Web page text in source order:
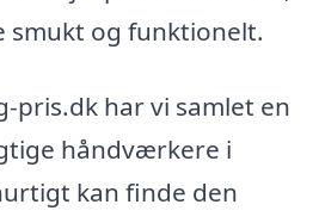
smukt og funktionelt.
pris.dk har vi samlet en
håndværkere i
kan finde den